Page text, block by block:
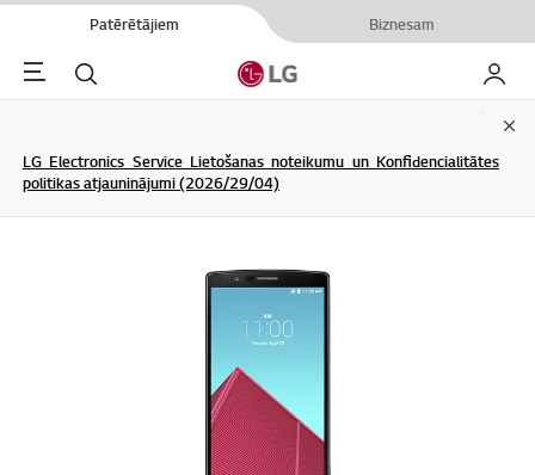
Patērētājiem Biznesam
Menu Meklēt Mans
LG Electronics Service Lietošanas noteikumu un Konfidencialitātes
politikas atjauninājumi (2026/29/04)